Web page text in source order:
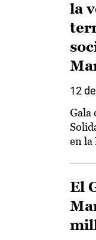
la
12
Gala
en la
El